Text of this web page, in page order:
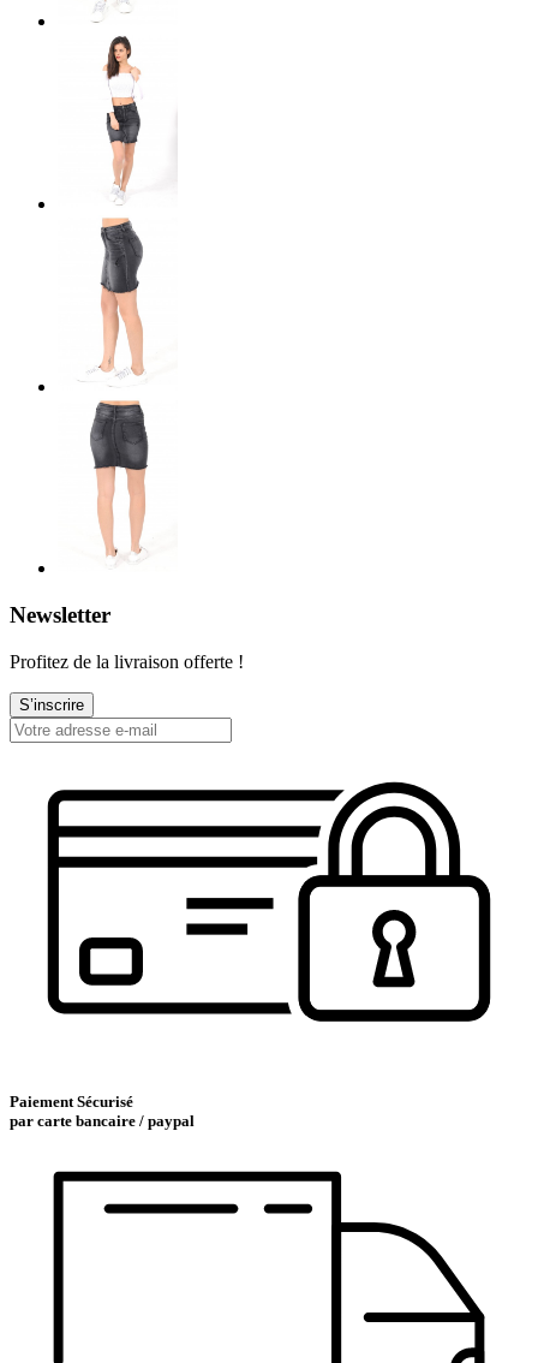
Newsletter
Profitez de la livraison offerte !
S’inscrire
Paiement Sécurisé
par carte bancaire / paypal